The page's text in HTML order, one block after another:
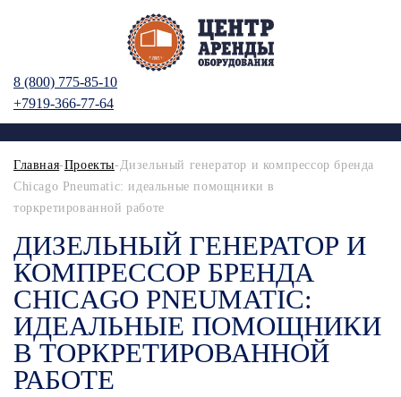
8 (800) 775-85-10
+7919-366-77-64
Главная-Проекты-Дизельный генератор и компрессор бренда
Chicago Pneumatic: идеальные помощники в
торкретированной работе
ДИЗЕЛЬНЫЙ ГЕНЕРАТОР И
КОМПРЕССОР БРЕНДА
CHICAGO PNEUMATIC:
ИДЕАЛЬНЫЕ ПОМОЩНИКИ
В ТОРКРЕТИРОВАННОЙ
РАБОТЕ